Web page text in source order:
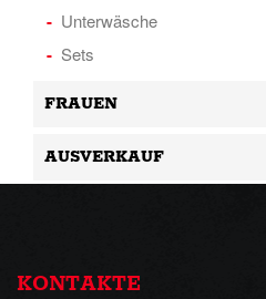
Unterwäsche
Sets
FRAUEN
AUSVERKAUF
KONTAKTE